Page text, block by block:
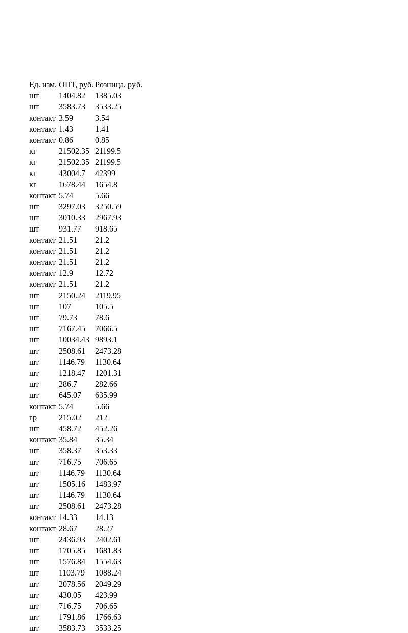
Ед. изм. ОПТ, руб. Розница, руб.
шт 1404.82
1385.03
шт 3583.73
3533.25
контакт 3.59
3.54
контакт 1.43
1.41
контакт 0.86
0.85
кг 21502.35
21199.5
кг 21502.35
21199.5
кг 43004.7
42399
кг 1678.44
1654.8
контакт 5.74
5.66
шт 3297.03
3250.59
шт 3010.33
2967.93
шт 931.77
918.65
контакт 21.51
21.2
контакт 21.51
21.2
контакт 21.51
21.2
контакт 12.9
12.72
контакт 21.51
21.2
шт 2150.24
2119.95
шт 107
105.5
шт 79.73
78.6
шт 7167.45
7066.5
шт 10034.43
9893.1
шт 2508.61
2473.28
шт 1146.79
1130.64
шт 1218.47
1201.31
шт 286.7
282.66
шт 645.07
635.99
контакт 5.74
5.66
гр 215.02
212
шт 458.72
452.26
контакт 35.84
35.34
шт 358.37
353.33
шт 716.75
706.65
шт 1146.79
1130.64
шт 1505.16
1483.97
шт 1146.79
1130.64
шт 2508.61
2473.28
контакт 14.33
14.13
контакт 28.67
28.27
шт 2436.93
2402.61
шт 1705.85
1681.83
шт 1576.84
1554.63
шт 1103.79
1088.24
шт 2078.56
2049.29
шт 430.05
423.99
шт 716.75
706.65
шт 1791.86
1766.63
шт 3583.73
3533.25